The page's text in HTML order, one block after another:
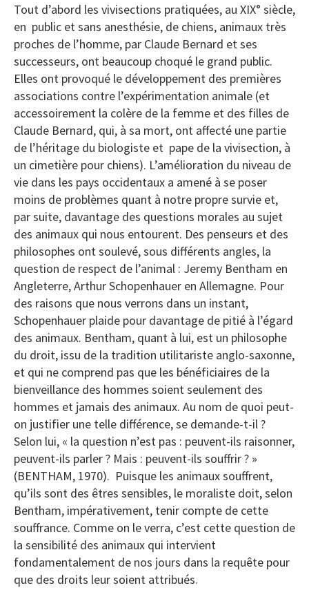
Tout d’abord les vivisections pratiquées, au XIX° siècle,
en public et sans anesthésie, de chiens, animaux très
proches de l’homme, par Claude Bernard et ses
successeurs, ont beaucoup choqué le grand public.
Elles ont provoqué le développement des premières
associations contre l’expérimentation animale (et
accessoirement la colère de la femme et des filles de
Claude Bernard, qui, à sa mort, ont affecté une partie
de l’héritage du biologiste et pape de la vivisection, à
un cimetière pour chiens). L’amélioration du niveau de
vie dans les pays occidentaux a amené à se poser
moins de problèmes quant à notre propre survie et,
par suite, davantage des questions morales au sujet
des animaux qui nous entourent. Des penseurs et des
philosophes ont soulevé, sous différents angles, la
question de respect de l’animal : Jeremy Bentham en
Angleterre, Arthur Schopenhauer en Allemagne. Pour
des raisons que nous verrons dans un instant,
Schopenhauer plaide pour davantage de pitié à l’égard
des animaux. Bentham, quant à lui, est un philosophe
du droit, issu de la tradition utilitariste anglo-saxonne,
et qui ne comprend pas que les bénéficiaires de la
bienveillance des hommes soient seulement des
hommes et jamais des animaux. Au nom de quoi peut-
on justifier une telle différence, se demande-t-il ?
Selon lui, « la question n’est pas : peuvent-ils raisonner,
peuvent-ils parler ? Mais : peuvent-ils souffrir ? »
(BENTHAM, 1970). Puisque les animaux souffrent,
qu’ils sont des êtres sensibles, le moraliste doit, selon
Bentham, impérativement, tenir compte de cette
souffrance. Comme on le verra, c’est cette question de
la sensibilité des animaux qui intervient
fondamentalement de nos jours dans la requête pour
que des droits leur soient attribués.